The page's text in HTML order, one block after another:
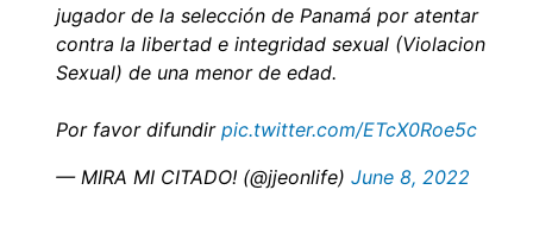
jugador de la selección de Panamá por atentar
contra la libertad e integridad sexual (Violacion
Sexual) de una menor de edad.
Por favor difundir pic.twitter.com/ETcX0Roe5c
— MIRA MI CITADO! (@jjeonlife) June 8, 2022